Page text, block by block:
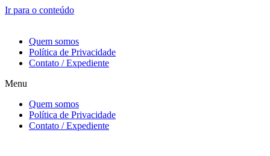
Ir para o conteúdo
Quem somos
Política de Privacidade
Contato / Expediente
Menu
Quem somos
Política de Privacidade
Contato / Expediente